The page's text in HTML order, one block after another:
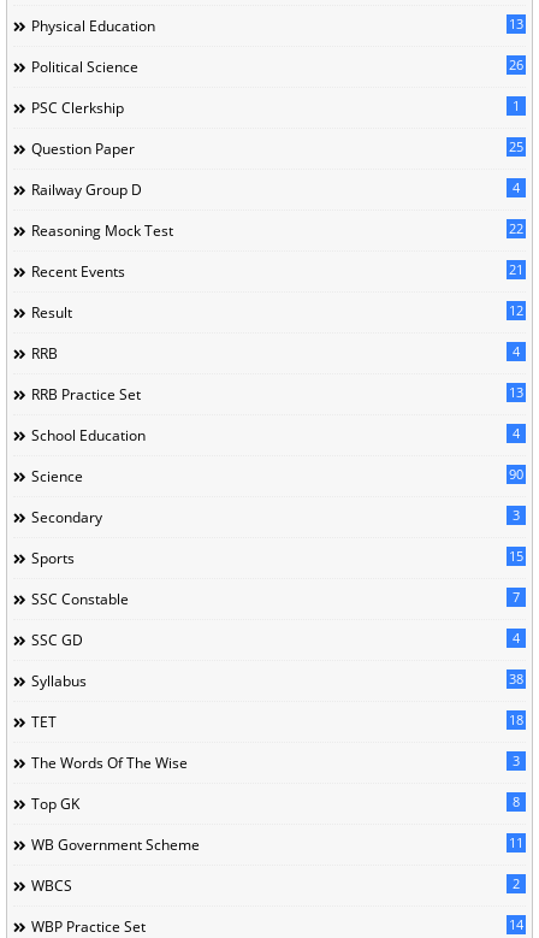
Physical Education 13
Political Science 26
PSC Clerkship 1
Question Paper 25
Railway Group D 4
Reasoning Mock Test 22
Recent Events 21
Result 12
RRB 4
RRB Practice Set 13
School Education 4
Science 90
Secondary 3
Sports 15
SSC Constable 7
SSC GD 4
Syllabus 38
TET 18
The Words Of The Wise 3
Top GK 8
WB Government Scheme 11
WBCS 2
WBP Practice Set 14